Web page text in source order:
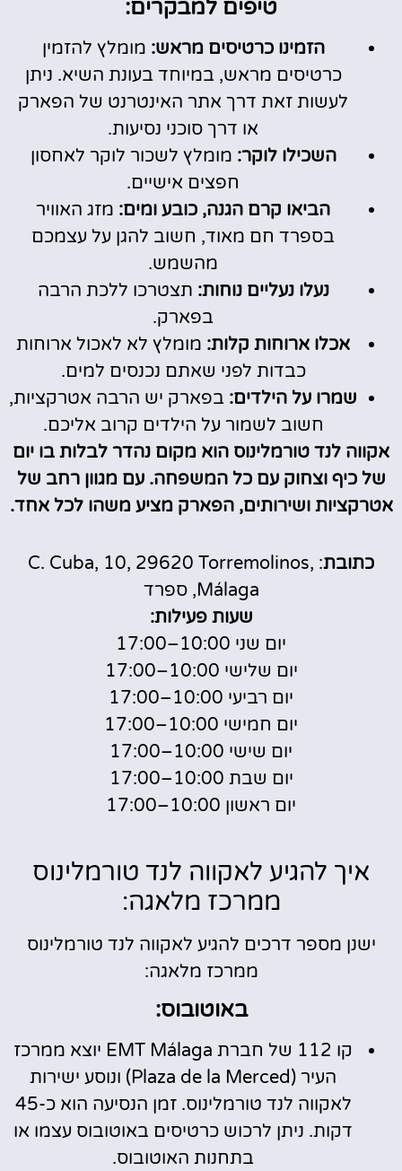
טיפים למבקרים:
הזמינו כרטיסים מראש: מומלץ להזמין
כרטיסים מראש, במיוחד בעונת השיא. ניתן
לעשות זאת דרך אתר האינטרנט של הפארק
או דרך סוכני נסיעות.
השכילו לוקר: מומלץ לשכור לוקר לאחסון
חפצים אישיים.
הביאו קרם הגנה, כובע ומים: מזג האוויר
בספרד חם מאוד, חשוב להגן על עצמכם
מהשמש.
נעלו נעליים נוחות: תצטרכו ללכת הרבה
בפארק.
אכלו ארוחות קלות: מומלץ לא לאכול ארוחות
כבדות לפני שאתם נכנסים למים.
שמרו על הילדים: בפארק יש הרבה אטרקציות,
חשוב לשמור על הילדים קרוב אליכם.
אקווה לנד טורמלינוס הוא מקום נהדר לבלות בו יום
של כיף וצחוק עם כל המשפחה. עם מגוון רחב של
אטרקציות ושירותים, הפארק מציע משהו לכל אחד.
כתובת : C. Cuba, 10, 29620 Torremolinos,
Málaga, ספרד
שעות פעילות:
יום שני 10:00–17:00
יום שלישי 10:00–17:00
יום רביעי 10:00–17:00
יום חמישי 10:00–17:00
יום שישי 10:00–17:00
יום שבת 10:00–17:00
יום ראשון 10:00–17:00
איך להגיע לאקווה לנד טורמלינוס
ממרכז מלאגה:
ישנן מספר דרכים להגיע לאקווה לנד טורמלינוס
ממרכז מלאגה:
באוטובוס:
קו 112 של חברת EMT Málaga יוצא ממרכז
העיר (Plaza de la Merced) ונוסע ישירות
לאקווה לנד טורמלינוס. זמן הנסיעה הוא כ-45
דקות. ניתן לרכוש כרטיסים באוטובוס עצמו או
בתחנות האוטובוס.